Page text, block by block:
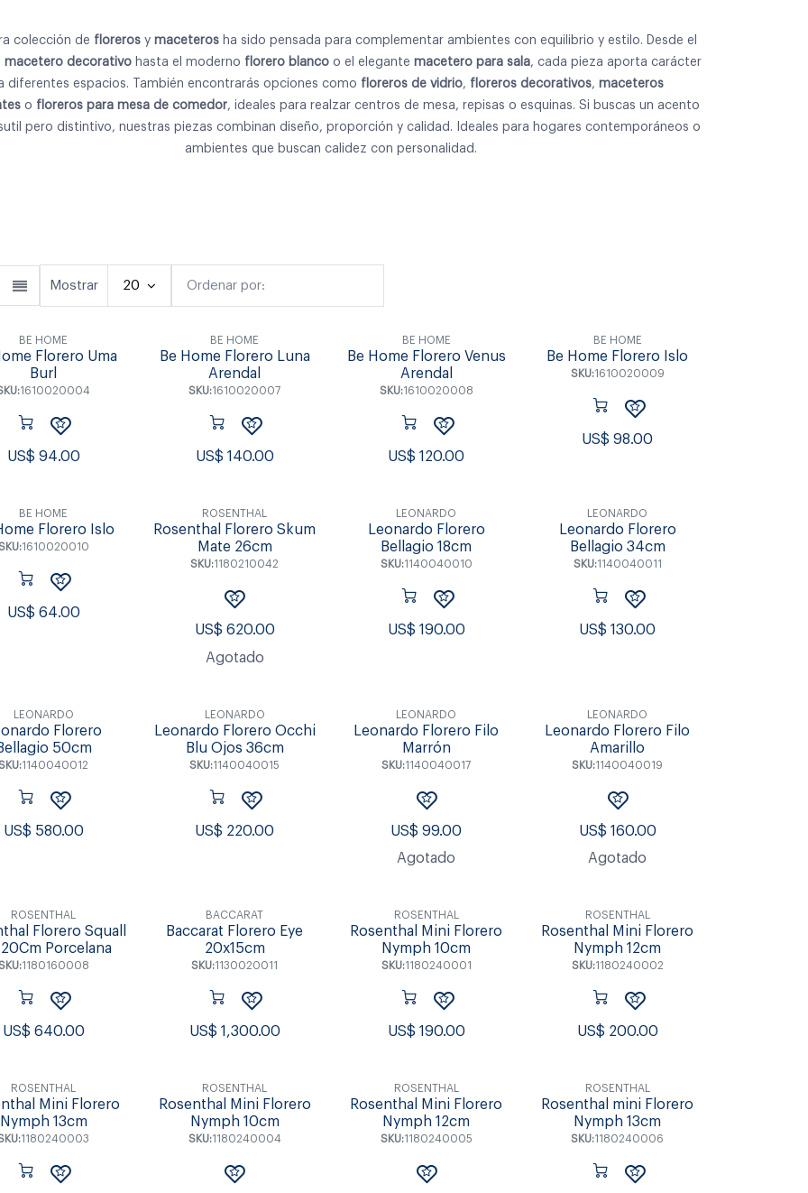
colección de floreros y maceteros ha sido pensada para complementar ambientes con equilibrio y estilo. Desde el
macetero decorativo hasta el moderno florero blanco o el elegante macetero para sala, cada pieza aporta carácter
diferentes espacios. También encontrarás opciones como floreros de vidrio, floreros decorativos, maceteros
o floreros para mesa de comedor, ideales para realzar centros de mesa, repisas o esquinas. Si buscas un acento
pero distintivo, nuestras piezas combinan diseño, proporción y calidad. Ideales para hogares contemporáneos o
ambientes que buscan calidez con personalidad.
Ordenar por:
Mostrar 20
BE HOME
Florero Uma
Burl
1610020004
US$ 94.00
BE HOME
Be Home Florero Luna
Arendal
SKU:1610020007
US$ 140.00
BE HOME
Be Home Florero Venus
Arendal
SKU:1610020008
US$120.00
BE HOME
Be Home Florero Islo
SKU:1610020009
US$98.00
BE HOME
Florero Islo
1610020010
US$ 64.00
ROSENTHAL
Rosenthal Florero Skum
Mate 26cm
SKU:1180210042
US$ 620.00
Agotado
LEONARDO
Leonardo Florero
Bellagio 18cm
SKU:1140040010
US$ 190.00
LEONARDO
Leonardo Florero
Bellagio 34cm
SKU:1140040011
US$130.00
LEONARDO
Florero
50cm
1140040012
US$ 580.00
LEONARDO
Leonardo Florero Occhi
Blu Ojos 36cm
SKU:1140040015
US$ 220.00
LEONARDO
Leonardo Florero Filo
Marrón
SKU:1140040017
US$99.00
Agotado
LEONARDO
Leonardo Florero Filo
Amarillo
SKU:1140040019
US$ 160.00
Agotado
ROSENTHAL
Florero Squall
Porcelana
1180160008
US$ 640.00
BACCARAT
Baccarat Florero Eye
20x15cm
SKU:1130020011
US$ 1,300.00
ROSENTHAL
Rosenthal Mini Florero
Nymph 10cm
SKU:1180240001
US$ 190.00
ROSENTHAL
Rosenthal Mini Florero
Nymph 12cm
SKU:1180240002
US$ 200.00
ROSENTHAL
Mini Florero
Nymph 13cm
1180240003
ROSENTHAL
Rosenthal Mini Florero
Nymph 10cm
SKU:1180240004
ROSENTHAL
Rosenthal Mini Florero
Nymph 12cm
SKU:1180240005
ROSENTHAL
Rosenthal mini Florero
Nymph 13cm
SKU:1180240006